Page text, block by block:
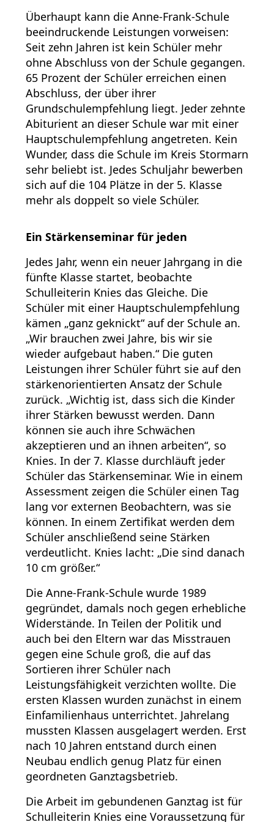
Überhaupt kann die Anne-Frank-Schule
beeindruckende Leistungen vorweisen:
Seit zehn Jahren ist kein Schüler mehr
ohne Abschluss von der Schule gegangen.
65 Prozent der Schüler erreichen einen
Abschluss, der über ihrer
Grundschulempfehlung liegt. Jeder zehnte
Abiturient an dieser Schule war mit einer
Hauptschulempfehlung angetreten. Kein
Wunder, dass die Schule im Kreis Stormarn
sehr beliebt ist. Jedes Schuljahr bewerben
sich auf die 104 Plätze in der 5. Klasse
mehr als doppelt so viele Schüler.
Ein Stärkenseminar für jeden
Jedes Jahr, wenn ein neuer Jahrgang in die
fünfte Klasse startet, beobachte
Schulleiterin Knies das Gleiche. Die
Schüler mit einer Hauptschulempfehlung
kämen „ganz geknickt“ auf der Schule an.
„Wir brauchen zwei Jahre, bis wir sie
wieder aufgebaut haben.“ Die guten
Leistungen ihrer Schüler führt sie auf den
stärkenorientierten Ansatz der Schule
zurück. „Wichtig ist, dass sich die Kinder
ihrer Stärken bewusst werden. Dann
können sie auch ihre Schwächen
akzeptieren und an ihnen arbeiten“, so
Knies. In der 7. Klasse durchläuft jeder
Schüler das Stärkenseminar. Wie in einem
Assessment zeigen die Schüler einen Tag
lang vor externen Beobachtern, was sie
können. In einem Zertifikat werden dem
Schüler anschließend seine Stärken
verdeutlicht. Knies lacht: „Die sind danach
10 cm größer.“
Die Anne-Frank-Schule wurde 1989
gegründet, damals noch gegen erhebliche
Widerstände. In Teilen der Politik und
auch bei den Eltern war das Misstrauen
gegen eine Schule groß, die auf das
Sortieren ihrer Schüler nach
Leistungsfähigkeit verzichten wollte. Die
ersten Klassen wurden zunächst in einem
Einfamilienhaus unterrichtet. Jahrelang
mussten Klassen ausgelagert werden. Erst
nach 10 Jahren entstand durch einen
Neubau endlich genug Platz für einen
geordneten Ganztagsbetrieb.
Die Arbeit im gebundenen Ganztag ist für
Schulleiterin Knies eine Voraussetzung für